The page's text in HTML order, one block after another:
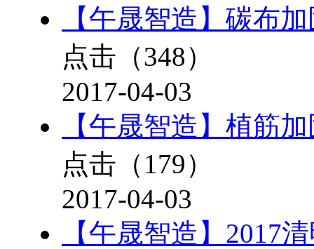
【午晟智造】碳布
点击（348）
2017-04-03
【午晟智造】植筋
点击（ 179）
2017-04-03
【午晟智造】2017